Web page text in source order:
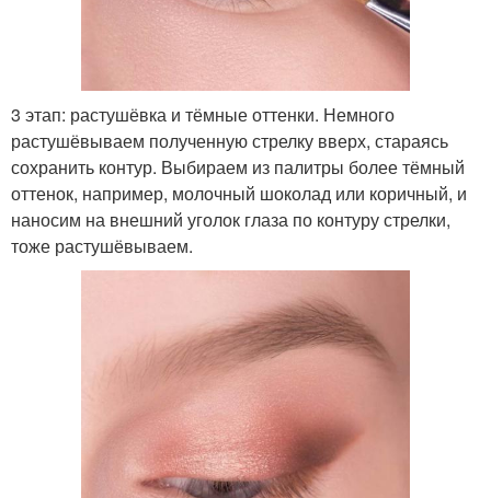
3 этап: растушёвка и тёмные оттенки. Немного
растушёвываем полученную стрелку вверх, стараясь
сохранить контур. Выбираем из палитры более тёмный
оттенок, например, молочный шоколад или коричный, и
наносим на внешний уголок глаза по контуру стрелки,
тоже растушёвываем.